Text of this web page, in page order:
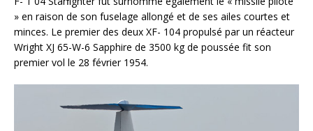
» en raison de son fuselage allongé et de ses ailes courtes et
minces. Le premier des deux XF- 104 propulsé par un réacteur
Wright XJ 65-W-6 Sapphire de 3500 kg de poussée fit son
premier vol le 28 février 1954.